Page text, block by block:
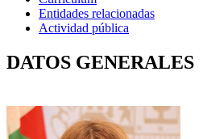
Entidades relacionadas
Actividad pública
DATOS GENERALES